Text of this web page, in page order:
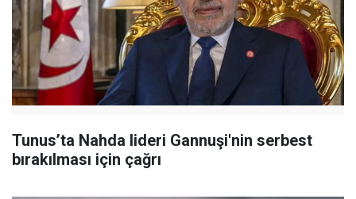
Tunus’ta Nahda lideri Gannuşi'nin serbest
bırakılması için çağrı